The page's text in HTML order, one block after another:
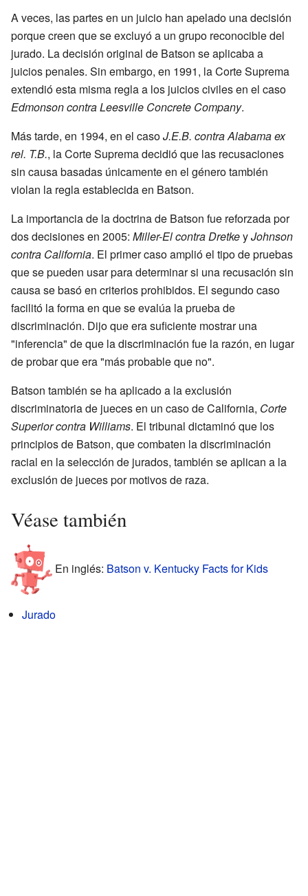
A veces, las partes en un juicio han apelado una decisión
porque creen que se excluyó a un grupo reconocible del
jurado. La decisión original de Batson se aplicaba a
juicios penales. Sin embargo, en 1991, la Corte Suprema
extendió esta misma regla a los juicios civiles en el caso
Edmonson contra Leesville Concrete Company.
Más tarde, en 1994, en el casoJ.E.B. contra Alabama ex
rel. T.B., la Corte Suprema decidió que las recusaciones
sin causa basadas únicamente en el género también
violan la regla establecida en Batson.
La importancia de la doctrina de Batson fue reforzada por
dos decisiones en 2005: Miller-El contra DretkeyJohnson
contra California. El primer caso amplió el tipo de pruebas
que se pueden usar para determinar si una recusación sin
causa se basó en criterios prohibidos. El segundo caso
facilitó la forma en que se evalúa la prueba de
discriminación. Dijo que era suficiente mostrar una
"inferencia" de que la discriminación fue la razón, en lugar
de probar que era "más probable que no".
Batson también se ha aplicado a la exclusión
discriminatoria de jueces en un caso de California, Corte
Superior contra Williams. El tribunal dictaminó que los
principios de Batson, que combaten la discriminación
racial en la selección de jurados, también se aplican a la
exclusión de jueces por motivos de raza.
Véase también
En inglés: Batson v. Kentucky Facts for Kids
Jurado